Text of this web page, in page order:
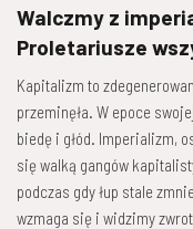
Walczmy z
Proletariusze
Kapitalizm to
przeminęła. W epoce
biedę i głód. Imperializm,
się walką gangów
podczas gdy łup stale
wzmaga się i widzimy